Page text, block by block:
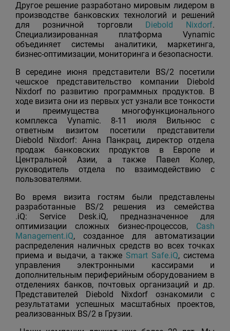
Другое решение разработано мировым лидером в
производстве банковских технологий и решений
для розничной торговли Diebold Nixdorf.
Cпециализированная платформа Vynamic
объединяет системы аналитики, маркетинга,
бизнес-оптимизации, мониторинга и безопасности.
В середине июня представители BS/2 посетили
чешское представительство компании Diebold
Nixdorf по развитию программных продуктов. В
ходе визита они из первых уст узнали все тонкости
и преимущества многофункционального
комплекса Vynamic. 8-11 июля Вильнюс с
ответным визитом посетили представители
Diebold Nixdorf: Анна Панкрац, директор отдела
продаж банковских продуктов в Европе и
Центральной Азии, а также Павел Колер,
руководитель отдела по взаимодействию с
пользователями.
Во время визита гостям были представлены
разработанные BS/2 решения из семейства
.iQ: Service Desk.iQ, предназначенное для
оптимизации сложных бизнес-процессов, Cash
Management.iQ, созданное для автоматизации
распределения наличных средств во всех точках
приема и выдачи, а также Smart Safe.iQ, система
управления электронными кассирами и
дополнительным периферийным оборудованием в
отделениях банков, почтовых организаций и др.
Представителей Diebold Nixdorf ознакомили с
результатами успешных масштабных проектов,
реализованных BS/2 в Грузии.